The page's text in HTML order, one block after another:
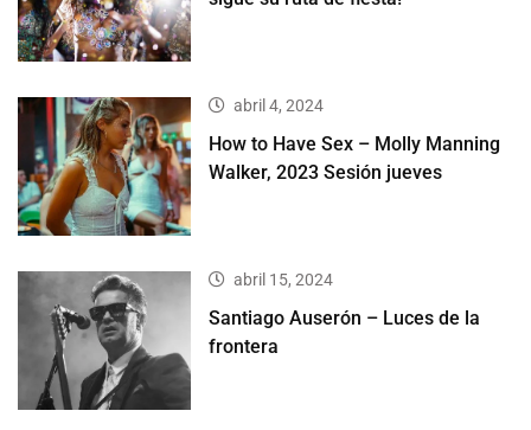
abril 4, 2024
How to Have Sex – Molly Manning
Walker, 2023 Sesión jueves
abril 15, 2024
Santiago Auserón – Luces de la
frontera